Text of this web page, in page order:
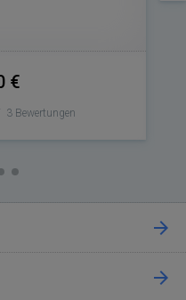
€
3 Bewertungen